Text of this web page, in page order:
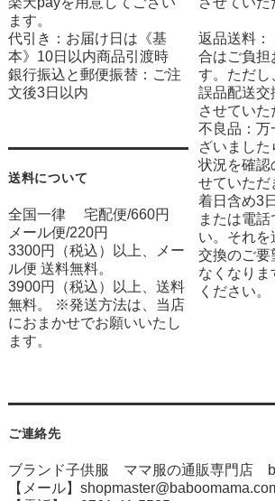
ます。
代引き：お届け日は《基
本》10日以内商品引渡時
銀行振込と郵便振替：ご注
文後3日以内
送料について
全国一律 宅配便/660円
メール便/220円
3300円（税込）以上、メー
ル便 送料無料。
3900円（税込）以上、送料
無料。 ※発送方法は、当店
におまかせでお願いいたし
ます。
返品送料：
合はご負担
す。ただし
誤品配送交
させていた
不良品：万
ざいまし
状況を確認
せていただ
着日含め3
または電話
い。それを
交換のご要
なくなりま
ください。
ご連絡先
ブランド子供服 ママ服の通販専門店
【メール】